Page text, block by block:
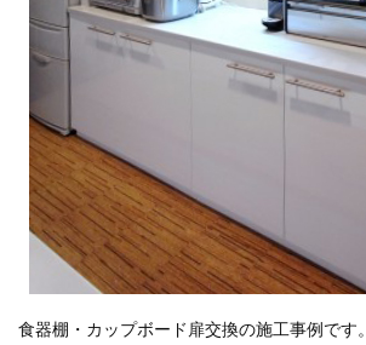
食器棚・カップボード扉交換の施工事例です。